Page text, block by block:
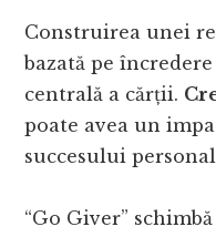
Construirea unei
bazată pe
centrală a cărții.
poate avea un
succesului
“Go Giver”